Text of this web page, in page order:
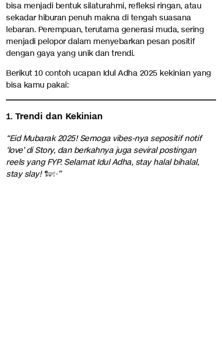
bisa menjadi bentuk silaturahmi, refleksi ringan, atau
sekadar hiburan penuh makna di tengah suasana
lebaran. Perempuan, terutama generasi muda, sering
menjadi pelopor dalam menyebarkan pesan positif
dengan gaya yang unik dan trendi.
Berikut 10 contoh ucapan Idul Adha 2025 kekinian yang
bisa kamu pakai:
1. Trendi dan Kekinian
“Eid Mubarak 2025! Semoga vibes-nya sepositif notif
‘love’ di Story, dan berkahnya juga seviral postingan
reels yang FYP. Selamat Idul Adha, stay halal bihalal,
stay slay! 🐑✨”